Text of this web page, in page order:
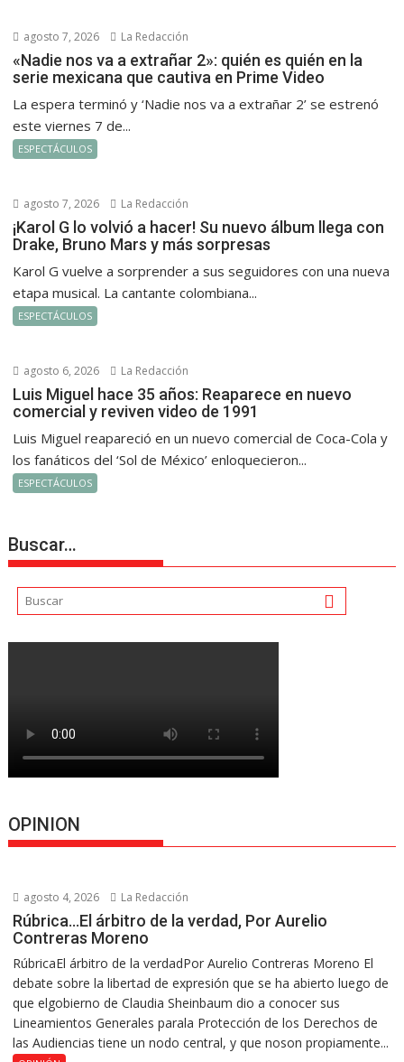
agosto 7, 2026 La Redacción
«Nadie nos va a extrañar 2»: quién es quién en la
serie mexicana que cautiva en Prime Video
La espera terminó y ‘Nadie nos va a extrañar 2’ se estrenó
este viernes 7 de...
ESPECTÁCULOS
agosto 7, 2026 La Redacción
¡Karol G lo volvió a hacer! Su nuevo álbum llega con
Drake, Bruno Mars y más sorpresas
Karol G vuelve a sorprender a sus seguidores con una nueva
etapa musical. La cantante colombiana...
ESPECTÁCULOS
agosto 6, 2026 La Redacción
Luis Miguel hace 35 años: Reaparece en nuevo
comercial y reviven video de 1991
Luis Miguel reapareció en un nuevo comercial de Coca-Cola y
los fanáticos del ‘Sol de México’ enloquecieron...
ESPECTÁCULOS
Buscar…
OPINION
agosto 4, 2026 La Redacción
Rúbrica…El árbitro de la verdad, Por Aurelio
Contreras Moreno
RúbricaEl árbitro de la verdadPor Aurelio Contreras Moreno El
debate sobre la libertad de expresión que se ha abierto luego de
que elgobierno de Claudia Sheinbaum dio a conocer sus
Lineamientos Generales parala Protección de los Derechos de
las Audiencias tiene un nodo central, y que noson propiamente...